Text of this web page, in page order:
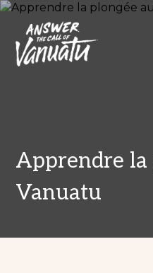
Apprendre la
Vanuatu